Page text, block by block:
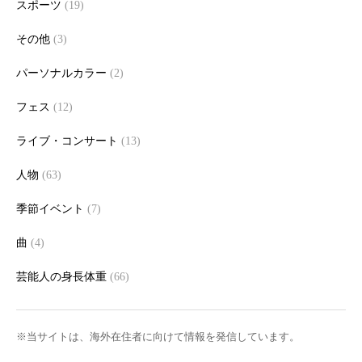
スポーツ (19)
その他 (3)
パーソナルカラー (2)
フェス (12)
ライブ・コンサート (13)
人物 (63)
季節イベント (7)
曲 (4)
芸能人の身長体重 (66)
※当サイトは、海外在住者に向けて情報を発信しています。